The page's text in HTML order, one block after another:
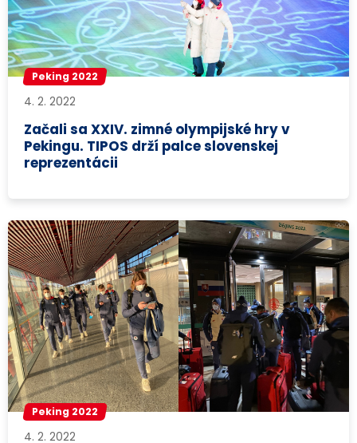
Peking 2022
4. 2. 2022
Začali sa XXIV. zimné olympijské hry v
Pekingu. TIPOS drží palce slovenskej
reprezentácii
Peking 2022
4. 2. 2022